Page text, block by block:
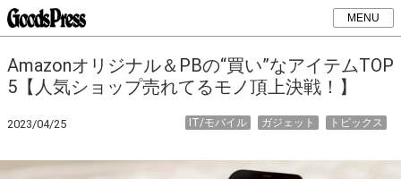
MENU
Amazonオリジナル＆PBの“買い”なアイテムTOP
5【人気ショップ売れてるモノ頂上決戦！】
2023/04/25 トピックス
ガジェット
IT/モバイル